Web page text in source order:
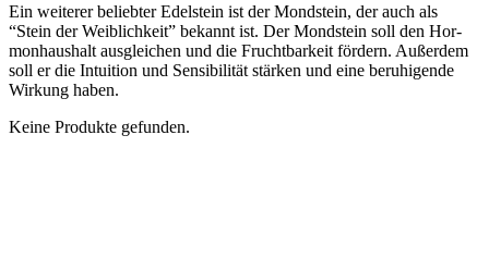
Ein wei­te­rer belieb­ter Edel­stein ist der Mond­stein, der auch als
“Stein der Weib­lich­keit” bekannt ist. Der Mond­stein soll den Hor­
mon­haus­halt aus­glei­chen und die Frucht­bar­keit för­dern. Außer­dem
soll er die Intui­ti­on und Sen­si­bi­li­tät stär­ken und eine beru­hi­gen­de
Wir­kung haben.
Kei­ne Pro­duk­te gefun­den.